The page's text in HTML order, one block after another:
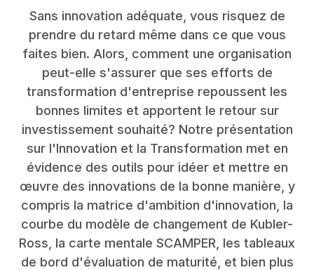
Sans innovation adéquate, vous risquez de
prendre du retard même dans ce que vous
faites bien. Alors, comment une organisation
peut-elle s'assurer que ses efforts de
transformation d'entreprise repoussent les
bonnes limites et apportent le retour sur
investissement souhaité? Notre présentation
sur l'Innovation et la Transformation met en
évidence des outils pour idéer et mettre en
œuvre des innovations de la bonne manière, y
compris la matrice d'ambition d'innovation, la
courbe du modèle de changement de Kubler-
Ross, la carte mentale SCAMPER, les tableaux
de bord d'évaluation de maturité, et bien plus